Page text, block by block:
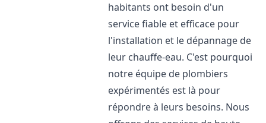
habitants ont besoin d'un
service fiable et efficace pour
l'installation et le dépannage de
leur chauffe-eau. C'est pourquoi
notre équipe de plombiers
expérimentés est là pour
répondre à leurs besoins. Nous